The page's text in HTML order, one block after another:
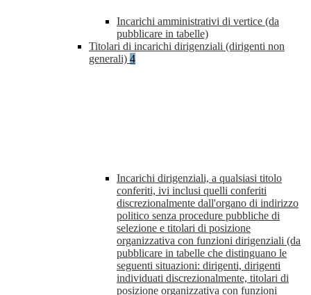
Incarichi amministrativi di vertice (da
pubblicare in tabelle)
Titolari di incarichi dirigenziali (dirigenti non
generali) 4
Incarichi dirigenziali, a qualsiasi titolo
conferiti, ivi inclusi quelli conferiti
discrezionalmente dall'organo di indirizzo
politico senza procedure pubbliche di
selezione e titolari di posizione
organizzativa con funzioni dirigenziali (da
pubblicare in tabelle che distinguano le
seguenti situazioni: dirigenti, dirigenti
individuati discrezionalmente, titolari di
posizione organizzativa con funzioni